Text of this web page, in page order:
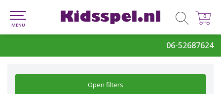
06-52687624
0
0
MENU
Open filters